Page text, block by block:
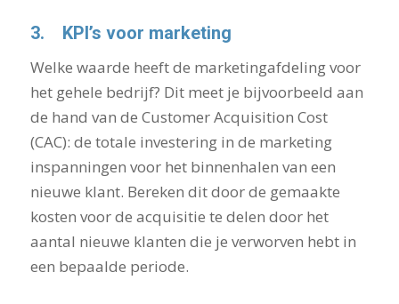
3. KPI’s voor marketing
Welke waarde heeft de marketingafdeling voor
het gehele bedrijf? Dit meet je bijvoorbeeld aan
de hand van de Customer Acquisition Cost
(CAC): de totale investering in de marketing
inspanningen voor het binnenhalen van een
nieuwe klant. Bereken dit door de gemaakte
kosten voor de acquisitie te delen door het
aantal nieuwe klanten die je verworven hebt in
een bepaalde periode.